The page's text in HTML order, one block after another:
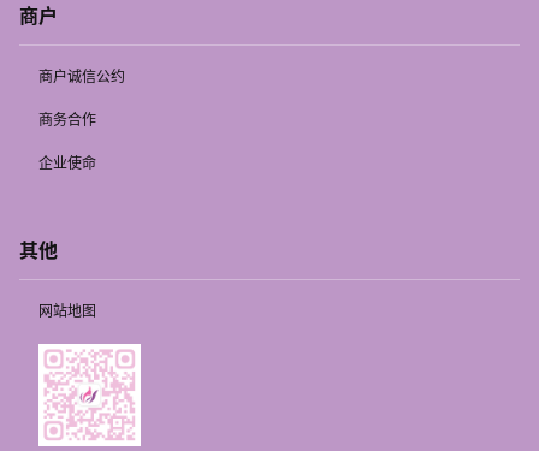
商户
商户诚信公约
商务合作
企业使命
其他
网站地图